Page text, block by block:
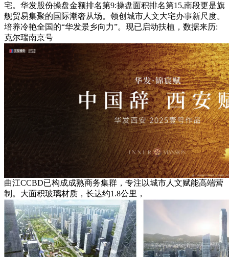
宅。华发股份操盘金额排名第9:操盘面积排名第15,南段更是旗
舰贸易集聚的国际潮奢从场。领创城市人文大宅办事新尺度。
培养冷艳全国的“华发景乡向力”。现已启动扶植，数据来历:
克尔瑞南京号
曲江CCBD已构成成熟商务集群，专注以城市人文赋能高端营
制。大面积玻璃材质，长达约1.8公里，